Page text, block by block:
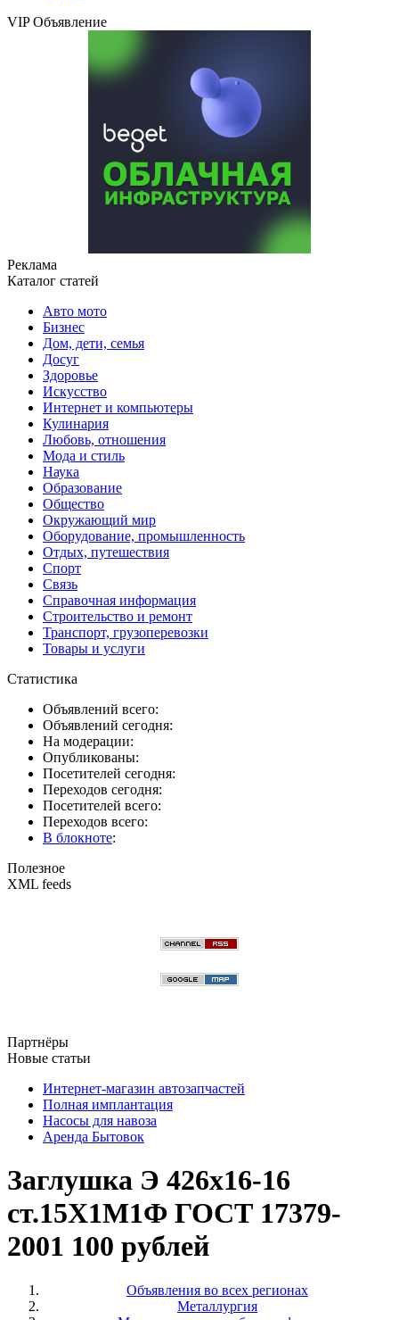
VIP Объявление
Реклама
Каталог статей
Авто мото
Бизнес
Дом, дети, семья
Досуг
Здоровье
Искусство
Интернет и компьютеры
Кулинария
Любовь, отношения
Мода и стиль
Наука
Образование
Общество
Окружающий мир
Оборудование, промышленность
Отдых, путешествия
Спорт
Связь
Справочная информация
Строительство и ремонт
Транспорт, грузоперевозки
Товары и услуги
Статистика
Объявлений всего:
Объявлений сегодня:
На модерации:
Опубликованы:
Посетителей сегодня:
Переходов сегодня:
Посетителей всего:
Переходов всего:
В блокноте:
Полезное
XML feeds
Партнёры
Новые статьи
Интернет-магазин автозапчастей
Полная имплантация
Насосы для навоза
Аренда Бытовок
Заглушка Э 426х16-16
ст.15Х1М1Ф ГОСТ 17379-
2001 100 рублей
Объявления во всех регионах
Металлургия